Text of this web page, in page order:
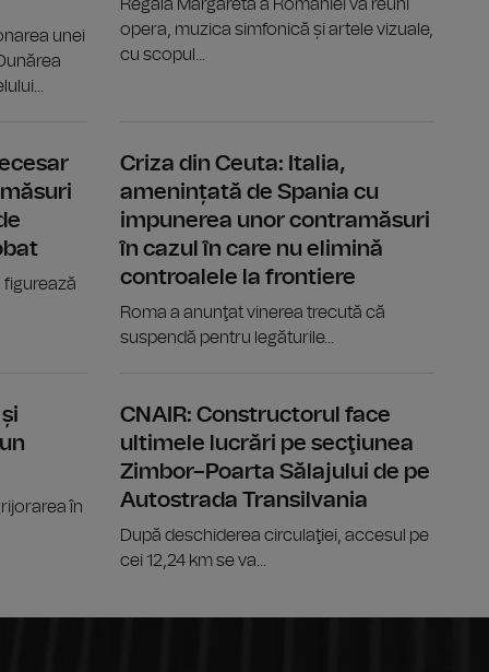
unei
Regală Margareta a României va reuni
opera, muzica simfonică și artele vizuale,
cu scopul...
figurează
Criza din Ceuta: Italia,
amenințată de Spania cu
impunerea unor contramăsuri
în cazul în care nu elimină
controalele la frontiere
Roma a anunţat vinerea trecută că
suspendă pentru legăturile...
în
CNAIR: Constructorul face
ultimele lucrări pe secţiunea
Zimbor–Poarta Sălajului de pe
Autostrada Transilvania
După deschiderea circulaţiei, accesul pe
cei 12,24 km se va...